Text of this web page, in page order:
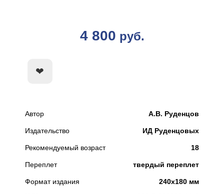
4 800 руб.
Автор А.В. Руденцов
Издательство ИД Руденцовых
Рекомендуемый возраст 18
Переплет твердый переплет
Формат издания 240х180 мм